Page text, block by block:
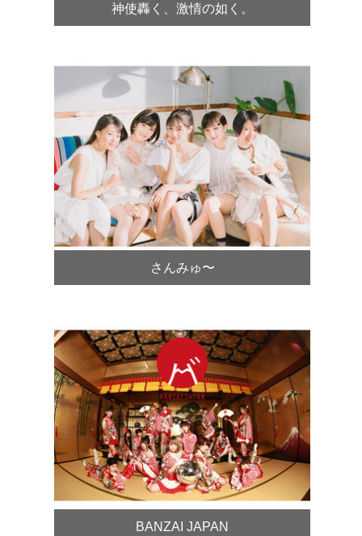
神使轟く、激情の如く。
さんみゅ〜
BANZAI JAPAN